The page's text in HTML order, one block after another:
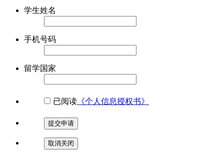
学生姓名
手机号码
留学国家
已阅读 《个人信息授权书》
提交申请
取消关闭